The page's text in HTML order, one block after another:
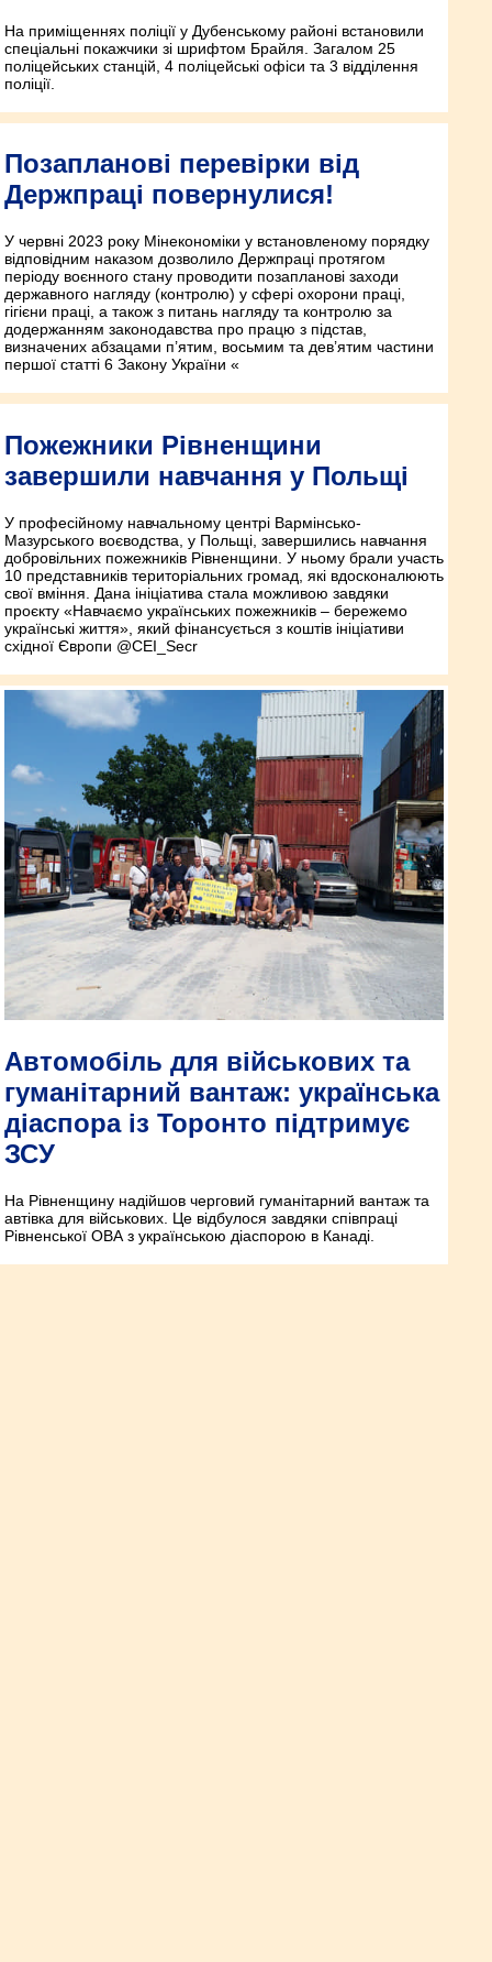
На приміщеннях поліції у Дубенському районі встановили
спеціальні покажчики зі шрифтом Брайля. Загалом 25
поліцейських станцій, 4 поліцейські офіси та 3 відділення
поліції.
Позапланові перевірки від
Держпраці повернулися!
У червні 2023 року Мінекономіки у встановленому порядку
відповідним наказом дозволило Держпраці протягом
періоду воєнного стану проводити позапланові заходи
державного нагляду (контролю) у сфері охорони праці,
гігієни праці, а також з питань нагляду та контролю за
додержанням законодавства про працю з підстав,
визначених абзацами п’ятим, восьмим та дев’ятим частини
першої статті 6 Закону України «
Пожежники Рівненщини
завершили навчання у Польщі
У професійному навчальному центрі Вармінсько-
Мазурського воєводства, у Польщі, завершились навчання
добровільних пожежників Рівненщини. У ньому брали участь
10 представників територіальних громад, які вдосконалюють
свої вміння. Дана ініціатива стала можливою завдяки
проєкту «Навчаємо українських пожежників – бережемо
українські життя», який фінансується з коштів ініціативи
східної Європи @CEI_Secr
Автомобіль для військових та
гуманітарний вантаж: українська
діаспора із Торонто підтримує
ЗСУ
На Рівненщину надійшов черговий гуманітарний вантаж та
автівка для військових. Це відбулося завдяки співпраці
Рівненської ОВА з українською діаспорою в Канаді.